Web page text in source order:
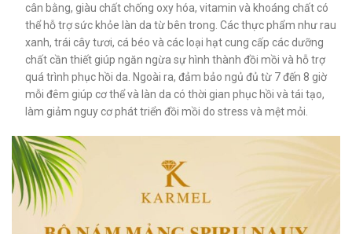
cân bằng, giàu chất chống oxy hóa, vitamin và khoáng chất có
thể hỗ trợ sức khỏe làn da từ bên trong. Các thực phẩm như rau
xanh, trái cây tươi, cá béo và các loại hạt cung cấp các dưỡng
chất cần thiết giúp ngăn ngừa sự hình thành đồi mồi và hỗ trợ
quá trình phục hồi da. Ngoài ra, đảm bảo ngủ đủ từ 7 đến 8 giờ
mỗi đêm giúp cơ thể và làn da có thời gian phục hồi và tái tạo,
làm giảm nguy cơ phát triển đồi mồi do stress và mệt mỏi.